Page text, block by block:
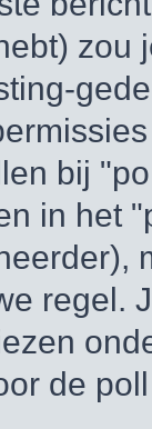
zou
bij
in het
regel.
de